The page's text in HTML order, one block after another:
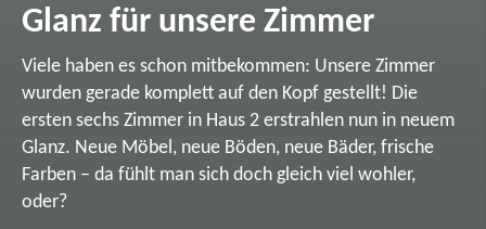
Glanz für unsere Zimmer
Viele haben es schon mitbekommen: Unsere Zimmer
wurden gerade komplett auf den Kopf gestellt! Die
ersten sechs Zimmer in Haus 2 erstrahlen nun in neuem
Glanz. Neue Möbel, neue Böden, neue Bäder, frische
Farben – da fühlt man sich doch gleich viel wohler,
oder?